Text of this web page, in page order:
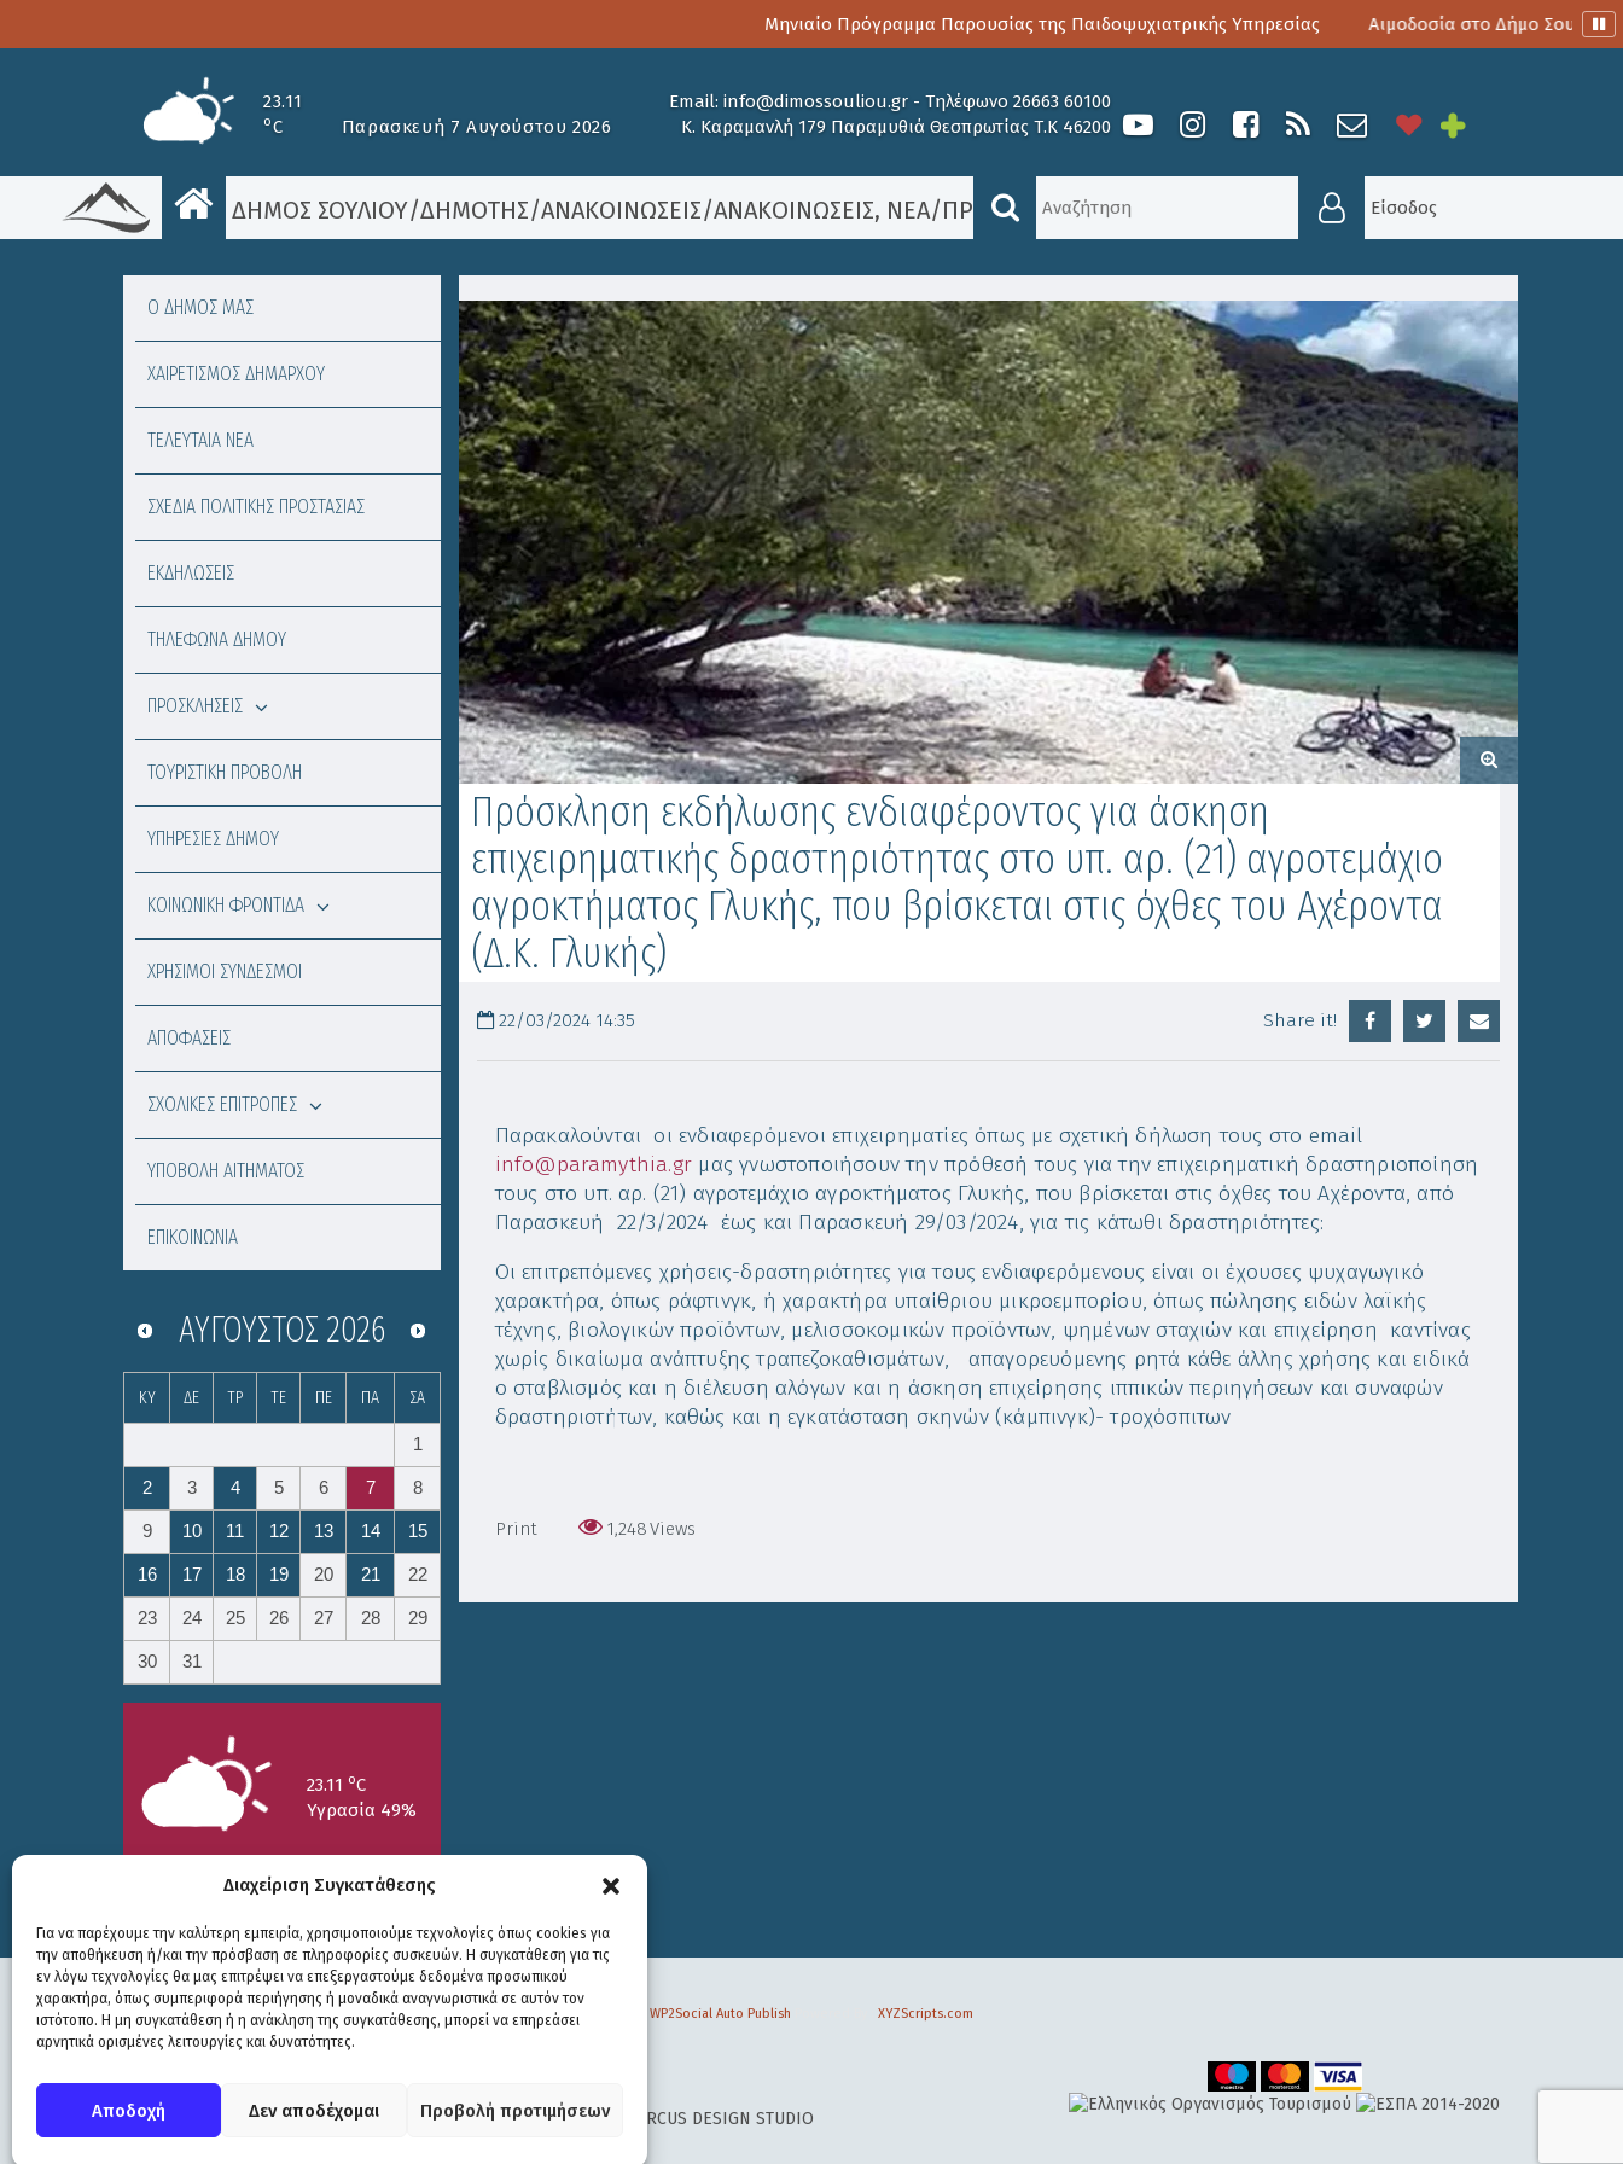
Διαχείριση Συγκατάθεσης
Για να παρέχουμε την καλύτερη εμπειρία, χρησιμοποιούμε τεχνολογίες όπως cookies για
την αποθήκευση ή/και την πρόσβαση σε πληροφορίες συσκευών. Η συγκατάθεση για τις
εν λόγω τεχνολογίες θα μας επιτρέψει να επεξεργαστούμε δεδομένα προσωπικού
χαρακτήρα, όπως συμπεριφορά περιήγησης ή μοναδικά αναγνωριστικά σε αυτόν τον
ιστότοπο. Η μη συγκατάθεση ή η ανάκληση της συγκατάθεσης, μπορεί να επηρεάσει
αρνητικά ορισμένες λειτουργίες και δυνατότητες.
Αποδοχή Δεν αποδέχομαι Προβολή προτιμήσεων
Μηνιαίο Πρόγραμμα Παρουσίας της Παιδοψυχιατρικής Υπηρεσίας Αιμοδοσία στο Δήμο Σουλίου
23.11
oC Παρασκευή 7 Αυγούστου 2026
Email: info@dimossouliou.gr - Τηλέφωνο 26663 60100
Κ. Καραμανλή 179 Παραμυθιά Θεσπρωτίας Τ.Κ 46200
ΔΗΜΟΣ ΣΟΥΛΙΟΥ/ΔΗΜΟΤΗΣ/ΑΝΑΚΟΙΝΏΣΕΙΣ/ΑΝΑΚΟΙΝΏΣΕΙΣ, ΝΈΑ/ΠΡΌΣΚΛΗΣΗ ΕΚΔΉΛΩΣΗΣ ΕΝΔΙΑΦΈΡΟΝΤΟΣ ΓΙΑ ΆΣΚΗΣΗ
Είσοδος
Πρόσκληση εκδήλωσης ενδιαφέροντος για άσκηση
επιχειρηματικής δραστηριότητας στο υπ. αρ. (21) αγροτεμάχιο
αγροκτήματος Γλυκής, που βρίσκεται στις όχθες του Αχέροντα
(Δ.Κ. Γλυκής)
22/03/2024 14:35 Share it!
Παρακαλούνται οι ενδιαφερόμενοι επιχειρηματίες όπως με σχετική δήλωση τους στο email
info@paramythia.gr μας γνωστοποιήσουν την πρόθεσή τους για την επιχειρηματική δραστηριοποίηση
τους στο υπ. αρ. (21) αγροτεμάχιο αγροκτήματος Γλυκής, που βρίσκεται στις όχθες του Αχέροντα, από
Παρασκευή 22/3/2024 έως και Παρασκευή 29/03/2024, για τις κάτωθι δραστηριότητες:
Οι επιτρεπόμενες χρήσεις-δραστηριότητες για τους ενδιαφερόμενους είναι οι έχουσες ψυχαγωγικό
χαρακτήρα, όπως ράφτινγκ, ή χαρακτήρα υπαίθριου μικροεμπορίου, όπως πώλησης ειδών λαϊκής
τέχνης, βιολογικών προϊόντων, μελισσοκομικών προϊόντων, ψημένων σταχιών και επιχείρηση καντίνας
χωρίς δικαίωμα ανάπτυξης τραπεζοκαθισμάτων, απαγορευόμενης ρητά κάθε άλλης χρήσης και ειδικά
ο σταβλισμός και η διέλευση αλόγων και η άσκηση επιχείρησης ιππικών περιηγήσεων και συναφών
δραστηριοτήτων, καθώς και η εγκατάσταση σκηνών (κάμπινγκ)- τροχόσπιτων
Print 1,248Views
Ο ΔΗΜΟΣ ΜΑΣ
ΧΑΙΡΕΤΙΣΜΟΣ ΔΗΜΑΡΧΟΥ
ΤΕΛΕΥΤΑΙΑ ΝΕΑ
ΣΧΕΔΙΑ ΠΟΛΙΤΙΚΗΣ ΠΡΟΣΤΑΣΙΑΣ
ΕΚΔΗΛΩΣΕΙΣ
ΤΗΛΕΦΩΝΑ ΔΗΜΟΥ
ΠΡΟΣΚΛΗΣΕΙΣ
ΤΟΥΡΙΣΤΙΚΗ ΠΡΟΒΟΛΗ
ΥΠΗΡΕΣΙΕΣ ΔΗΜΟΥ
ΚΟΙΝΩΝΙΚΗ ΦΡΟΝΤΙΔΑ
ΧΡΗΣΙΜΟΙ ΣΥΝΔΕΣΜΟΙ
ΑΠΟΦΑΣΕΙΣ
ΣΧΟΛΙΚΕΣ ΕΠΙΤΡΟΠΕΣ
ΥΠΟΒΟΛΗ ΑΙΤΗΜΑΤΟΣ
ΕΠΙΚΟΙΝΩΝΙΑ
ΑΎΓΟΥΣΤΟΣ 2026
ΚΥ ΔΕ ΤΡ ΤΕ ΠΕ ΠΑ ΣΑ
1
2 3 4 5 6 7 8
9 10 11 12 13 14 15
16 17 18 19 20 21 22
23 24 25 26 27 28 29
30 31
23.11 oC
Υγρασία 49%
25/7
15.73oC
26/7
17.99oC
27/7
20.94oC
© COPYRIGHT ΔΗΜΟΣ ΣΟΥΛΙΟΥ 2026
WEB DEVELOPMENT BYΕΓΚΡΙΤΟΣ GROUP| GRAPHICS DESIGN BY CIRCUS DESIGN STUDIO
WP2Social Auto Publish XYZScripts.com